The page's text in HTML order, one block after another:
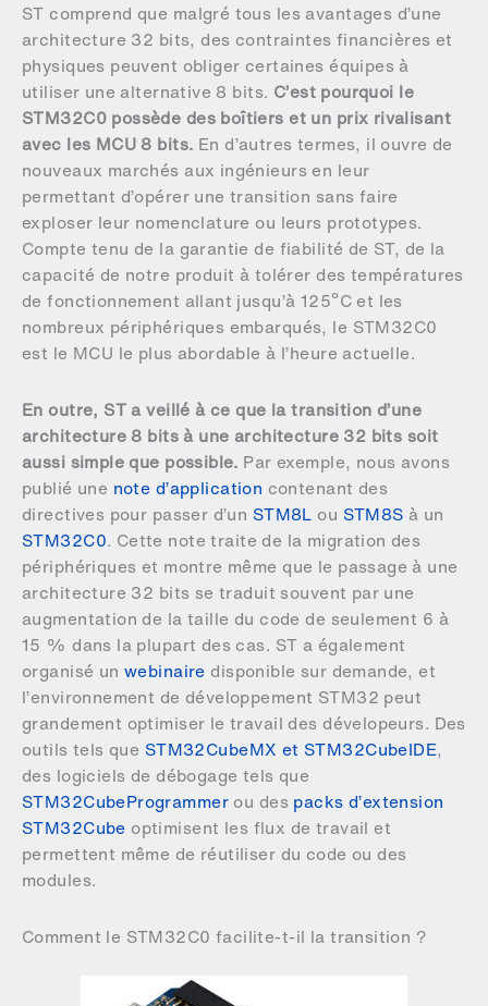
ST comprend que malgré tous les avantages d’une
architecture 32 bits, des contraintes financières et
physiques peuvent obliger certaines équipes à
utiliser une alternative 8 bits. C’est pourquoi le
STM32C0 possède des boîtiers et un prix rivalisant
avec les MCU 8 bits. En d’autres termes, il ouvre de
nouveaux marchés aux ingénieurs en leur
permettant d’opérer une transition sans faire
exploser leur nomenclature ou leurs prototypes.
Compte tenu de la garantie de fiabilité de ST, de la
capacité de notre produit à tolérer des températures
de fonctionnement allant jusqu’à 125ºC et les
nombreux périphériques embarqués, le STM32C0
est le MCU le plus abordable à l’heure actuelle.
En outre, ST a veillé à ce que la transition d’une
architecture 8 bits à une architecture 32 bits soit
aussi simple que possible. Par exemple, nous avons
publié une note d’application contenant des
directives pour passer d’un STM8L ou STM8S à un
STM32C0. Cette note traite de la migration des
périphériques et montre même que le passage à une
architecture 32 bits se traduit souvent par une
augmentation de la taille du code de seulement 6 à
15 % dans la plupart des cas. ST a également
organisé unwebinaire disponible sur demande, et
l’environnement de développement STM32 peut
grandement optimiser le travail des dévelopeurs. Des
outils tels que STM32CubeMX et STM32CubeIDE,
des logiciels de débogage tels que
STM32CubeProgrammerou des packs d’extension
STM32Cube optimisent les flux de travail et
permettent même de réutiliser du code ou des
modules.
Comment le STM32C0 facilite-t-il la transition ?